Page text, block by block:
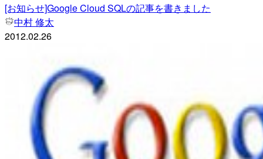
[お知らせ]Google Cloud SQLの記事を書きました
中村 修太
2012.02.26